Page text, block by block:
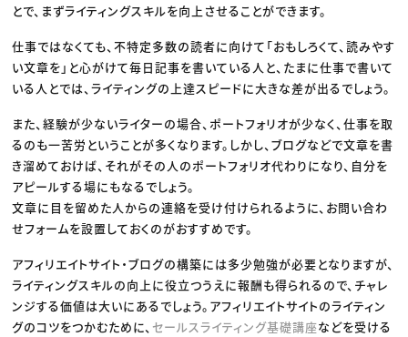
とで、まずライティングスキルを向上させることができます。
仕事ではなくても、不特定多数の読者に向けて「おもしろくて、読みやす
い文章を」と心がけて毎日記事を書いている人と、たまに仕事で書いて
いる人とでは、ライティングの上達スピードに大きな差が出るでしょう。
また、経験が少ないライターの場合、ポートフォリオが少なく、仕事を取
るのも一苦労ということが多くなります。しかし、ブログなどで文章を書
き溜めておけば、それがその人のポートフォリオ代わりになり、自分を
アピールする場にもなるでしょう。
文章に目を留めた人からの連絡を受け付けられるように、お問い合わ
せフォームを設置しておくのがおすすめです。
アフィリエイトサイト・ブログの構築には多少勉強が必要となりますが、
ライティングスキルの向上に役立つうえに報酬も得られるので、チャレ
ンジする価値は大いにあるでしょう。アフィリエイトサイトのライティン
グのコツをつかむために、 セールスライティング基礎講座などを受ける